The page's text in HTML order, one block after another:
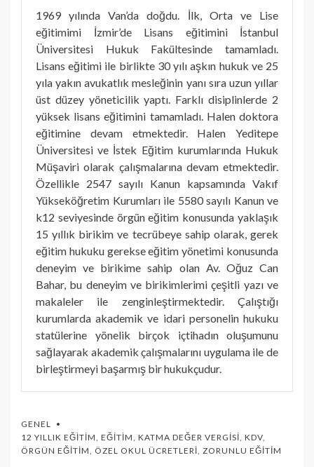
1969 yılında Van’da doğdu. İlk, Orta ve Lise
eğitimimi İzmir’de Lisans eğitimini İstanbul
Üniversitesi Hukuk Fakültesinde tamamladı.
Lisans eğitimi ile birlikte 30 yılı aşkın hukuk ve 25
yıla yakın avukatlık mesleğinin yanı sıra uzun yıllar
üst düzey yöneticilik yaptı. Farklı disiplinlerde 2
yüksek lisans eğitimini tamamladı. Halen doktora
eğitimine devam etmektedir. Halen Yeditepe
Üniversitesi ve İstek Eğitim kurumlarında Hukuk
Müşaviri olarak çalışmalarına devam etmektedir.
Özellikle 2547 sayılı Kanun kapsamında Vakıf
Yükseköğretim Kurumları ile 5580 sayılı Kanun ve
k12 seviyesinde örgün eğitim konusunda yaklaşık
15 yıllık birikim ve tecrübeye sahip olarak, gerek
eğitim hukuku gerekse eğitim yönetimi konusunda
deneyim ve birikime sahip olan Av. Oğuz Can
Bahar, bu deneyim ve birikimlerimi çeşitli yazı ve
makaleler ile zenginleştirmektedir. Çalıştığı
kurumlarda akademik ve idari personelin hukuku
statülerine yönelik birçok içtihadın oluşumunu
sağlayarak akademik çalışmalarını uygulama ile de
birleştirmeyi başarmış bir hukukçudur.
GENEL
12 YILLIK EĞITIM, EĞITIM, KATMA DEĞER VERGISI, KDV,
ÖRGÜN EĞITIM, ÖZEL OKUL ÜCRETLERI, ZORUNLU EĞITIM